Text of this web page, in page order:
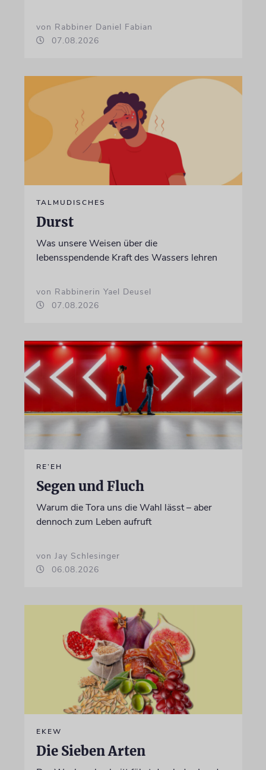
von Rabbiner Daniel Fabian
07.08.2026
TALMUDISCHES
Durst
Was unsere Weisen über die
lebensspendende Kraft des Wassers lehren
von Rabbinerin Yael Deusel
07.08.2026
RE’EH
Segen und Fluch
Warum die Tora uns die Wahl lässt – aber
dennoch zum Leben aufruft
von Jay Schlesinger
06.08.2026
EKEW
Die Sieben Arten